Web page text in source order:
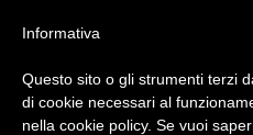
Informativa
Questo sito o gli strumenti terzi
di cookie necessari al
nella cookie policy. Se vuoi